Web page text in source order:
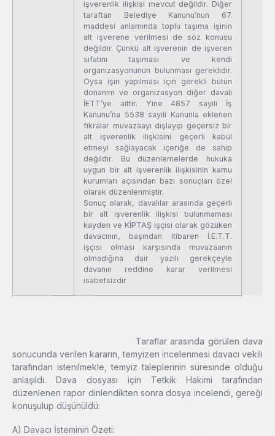
işverenlik ilişkisi mevcut değildir. Diğer
taraftan Belediye Kanunu’nun 67.
maddesi anlamında toplu taşıma işinin
alt işverene verilmesi de söz konusu
değildir. Çünkü alt işverenin de işveren
sıfatını taşıması ve kendi
organizasyonunun bulunması gereklidir.
Oysa işin yapılması için gerekli bütün
donanım ve organizasyon diğer davalı
İETT’ye aittir. Yine 4857 sayılı İş
Kanunu’na 5538 sayılı Kanunla eklenen
fıkralar muvazaayı dışlayıp geçersiz bir
alt işverenlik ilişkisini geçerli kabul
etmeyi sağlayacak içeriğe de sahip
değildir. Bu düzenlemelerde hukuka
uygun bir alt işverenlik ilişkisinin kamu
kurumları açısından bazı sonuçları özel
olarak düzenlenmiştir.
Sonuç olarak, davalılar arasında geçerli
bir alt işverenlik ilişkisi bulunmaması
kayden ve KİPTAŞ işçisi olarak gözüken
davacının, başından itibaren İ.E.T.T.
işçisi olması karşısında muvazaanın
olmadığına dair yazılı gerekçeyle
davanın reddine karar verilmesi
isabetsizdir
Taraflar arasında görülen dava
sonucunda verilen kararın, temyizen incelenmesi davacı vekili
tarafından istenilmekle, temyiz taleplerinin süresinde olduğu
anlaşıldı. Dava dosyası için Tetkik Hakimi tarafından
düzenlenen rapor dinlendikten sonra dosya incelendi, gereği
konuşulup düşünüldü:
A) Davacı İsteminin Özeti: